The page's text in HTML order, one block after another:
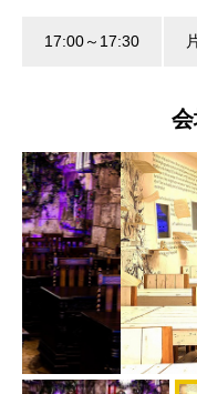
17:00～17:30
アリスのホワイトルー